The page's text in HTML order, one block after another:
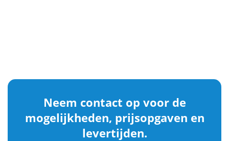
Neem contact op voor de
mogelijkheden, prijsopgaven en
levertijden.